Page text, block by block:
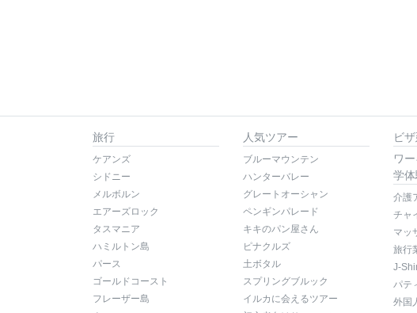
旅行
ケアンズ
シドニー
メルボルン
エアーズロック
タスマニア
ハミルトン島
パース
ゴールドコースト
フレーザー島
人気ツアー
ブルーマウンテン
ハンターバレー
グレートオーシャン
ペンギンパレード
キキのパン屋さん
ピナクルズ
土ボタル
スプリングブルック
イルカに会えるツアー
ビ
ワ
学
介護
チャ
マッ
旅行
J-
パテ
外国